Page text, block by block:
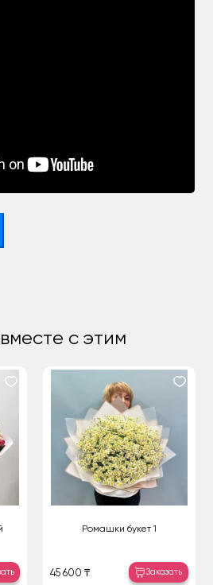
с этим
Ромашки букет 1
45 600 ₸ Заказать